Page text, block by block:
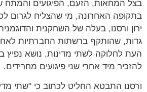
המחאות, הזעם, הפיגועים והמתח
האחרונה, מי שהצליח לגרום
ורסנו, בעלה של השחקנית והדוגמנית
שהותקף ברשתות החברתיות לאחר
לחלוקה לשתי מדינות, נושא נפיץ
מיד אחרי שני פיגועים מחרידים.
התבטא החליט לכתוב כי "שתי מדינות